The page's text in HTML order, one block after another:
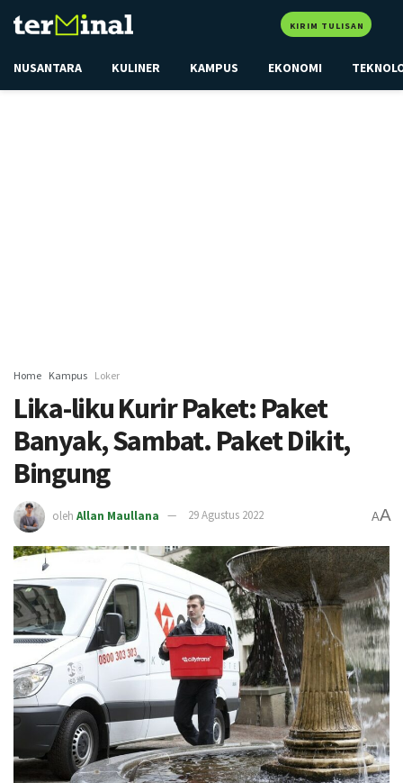
KIRIM TULISAN
NUSANTARA KULINER KAMPUS EKONOMI
Home Kampus Loker
Lika-liku Kurir Paket: Paket
Banyak, Sambat. Paket Dikit,
Bingung
oleh Allan Maullana 29 Agustus 2022 AA